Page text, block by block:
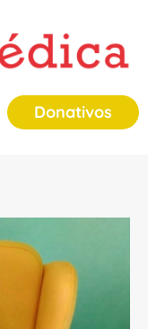
Donativos